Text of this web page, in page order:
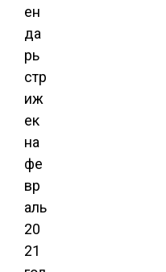
ен
да
рь
стр
иж
ек
на
фе
вр
аль
20
21